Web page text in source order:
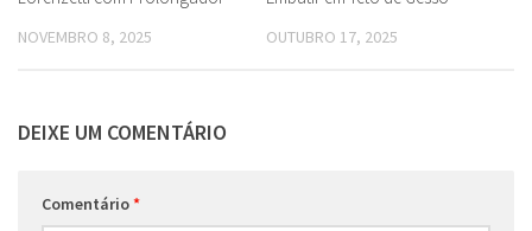
NOVEMBRO 8, 2025 OUTUBRO 17, 2025
DEIXE UM COMENTÁRIO
Comentário*